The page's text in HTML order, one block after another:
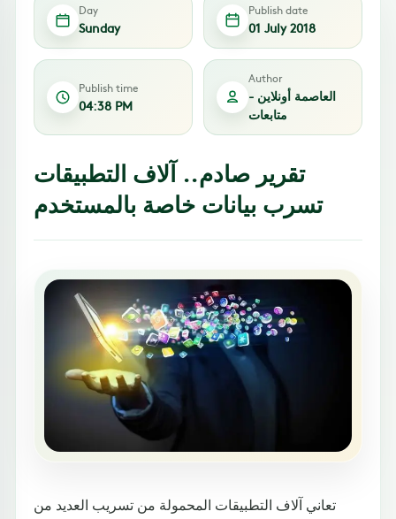
Day
Sunday
Publish date
01 July 2018
Publish time
04:38 PM
Author
العاصمة أونلاين -
متابعات
تقرير صادم.. آلاف التطبيقات
تسرب بيانات خاصة بالمستخدم
تعاني آلاف التطبيقات المحمولة من تسريب العديد من